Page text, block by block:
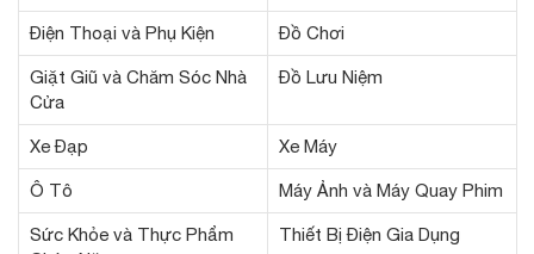
Điện Thoại và Phụ Kiện Đồ Chơi
Giặt Giũ và Chăm Sóc Nhà
Cửa
Đồ Lưu Niệm
Xe Đạp Xe Máy
Ô Tô Máy Ảnh và Máy Quay Phim
Sức Khỏe và Thực Phẩm
Thiết Bị Điện Gia Dụng